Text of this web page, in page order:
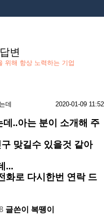
변
위해 항상 노력하는 기업
데
2020-01-09 11:52
..아는 분이 소개해 주
맞길수 있을것 같아
...
화로 다시한번 연락 드
글쓴이 복뗑이